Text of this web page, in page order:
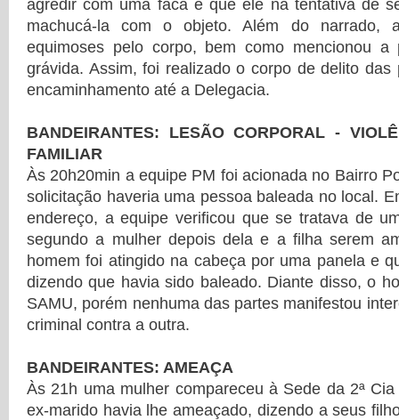
agredir com uma faca e que ele na tentativa de
machucá-la com o objeto. Além do narrado,
equimoses pelo corpo, bem como mencionou a
grávida. Assim, foi realizado o corpo de delito
encaminhamento até a Delegacia.
BANDEIRANTES: LESÃO CORPORAL -
FAMILIAR
Às 20h20min a equipe PM foi acionada no Bairro
solicitação haveria uma pessoa baleada no local.
endereço, a equipe verificou que se tratava de
segundo a mulher depois dela e a filha serem
homem foi atingido na cabeça por uma panela e
dizendo que havia sido baleado. Diante disso, o
SAMU, porém nenhuma das partes manifestou
criminal contra a outra.
BANDEIRANTES: AMEAÇA
Às 21h uma mulher compareceu à Sede da 2ª
ex-marido havia lhe ameaçado, dizendo a seus